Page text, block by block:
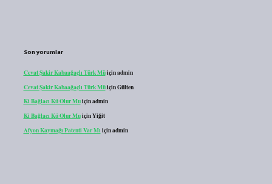
Son yorumlar
Cevat Şakir Kabaağaçlı Türk Müiçinadmin
Cevat Şakir Kabaağaçlı Türk MüiçinGülten
Ki Bağlacı Kü Olur Muiçinadmin
Ki Bağlacı Kü Olur MuiçinYiğit
Afyon Kaymağı Patenti Var Mı içinadmin